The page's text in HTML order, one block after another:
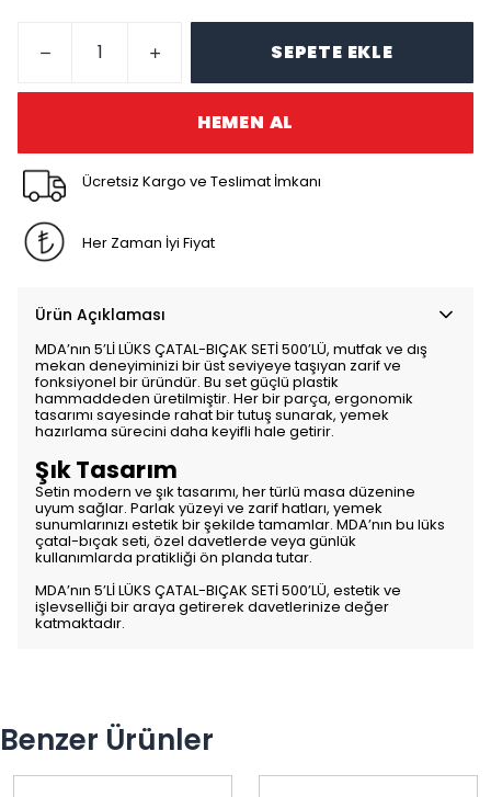
SEPETE EKLE
HEMEN AL
Ücretsiz Kargo ve Teslimat İmkanı
Her Zaman İyi Fiyat
Ürün Açıklaması
MDA’nın 5’Lİ LÜKS ÇATAL-BIÇAK SETİ 500’LÜ, mutfak ve dış
mekan deneyiminizi bir üst seviyeye taşıyan zarif ve
fonksiyonel bir üründür. Bu set güçlü plastik
hammaddeden üretilmiştir. Her bir parça, ergonomik
tasarımı sayesinde rahat bir tutuş sunarak, yemek
hazırlama sürecini daha keyifli hale getirir.
Şık Tasarım
Setin modern ve şık tasarımı, her türlü masa düzenine
uyum sağlar. Parlak yüzeyi ve zarif hatları, yemek
sunumlarınızı estetik bir şekilde tamamlar. MDA’nın bu lüks
çatal-bıçak seti, özel davetlerde veya günlük
kullanımlarda pratikliği ön planda tutar.
MDA’nın 5’Lİ LÜKS ÇATAL-BIÇAK SETİ 500’LÜ, estetik ve
işlevselliği bir araya getirerek davetlerinize değer
katmaktadır.
Benzer Ürünler